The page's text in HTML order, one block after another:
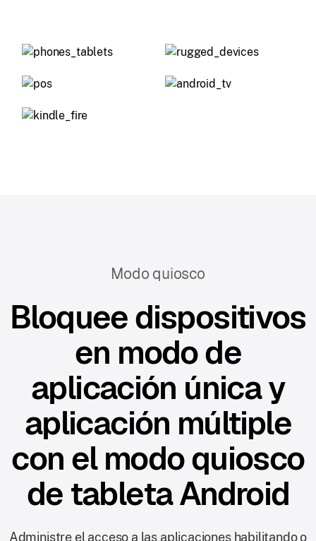
Modo quiosco
Bloquee dispositivos
en modo de
aplicación única y
aplicación múltiple
con el modo quiosco
de tableta Android
Administre el acceso a las aplicaciones habilitando o